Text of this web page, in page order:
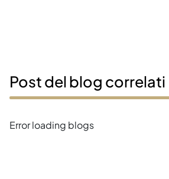
Post del blog correlati
Error loading blogs